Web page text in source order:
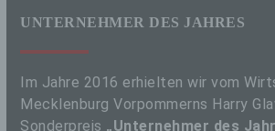
UNTERNEHMER DES JAHRES
Im Jahre 2016 erhielten wir vom
Mecklenburg Vorpommerns Harry
Sonderpreis „Unternehmer des